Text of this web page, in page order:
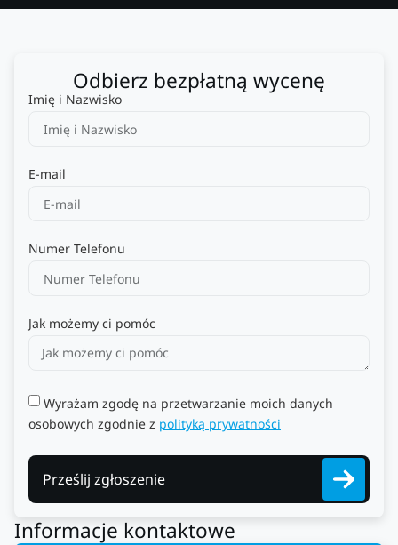
Odbierz bezpłatną wycenę
Imię i Nazwisko
E-mail
Numer Telefonu
Jak możemy ci pomóc
Wyrażam zgodę na przetwarzanie moich danych
osobowych zgodnie z polityką prywatności
Prześlij zgłoszenie
Informacje kontaktowe